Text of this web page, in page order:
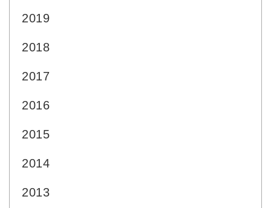
2019
2018
2017
2016
2015
2014
2013